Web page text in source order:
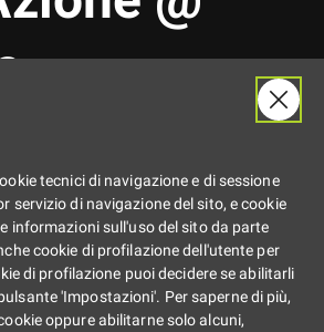
tecnici di navigazione e di sessione
servizio di navigazione del sito, e cookie
informazioni sull'uso del sito da parte
cookie di profilazione dell'utente per
di profilazione puoi decidere se abilitarli
'Impostazioni'. Per saperne di più,
oppure abilitarne solo alcuni,